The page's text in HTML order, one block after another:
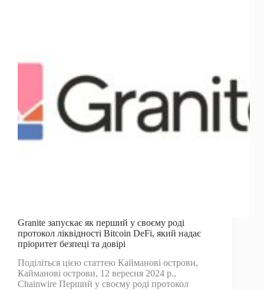
неправий
Granite запускає як перший у своєму роді
протокол ліквідності Bitcoin DeFi, який надає
пріоритет безпеці та довірі
Поділіться цією статтею Кайманові острови,
Кайманові острови, 12 вересня 2024 р.,
Chainwire Перший у своєму роді протокол